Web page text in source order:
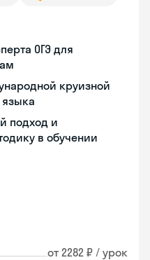
ОГЭ для
круизной
подход и
в обучении
от 2282 ₽ / урок